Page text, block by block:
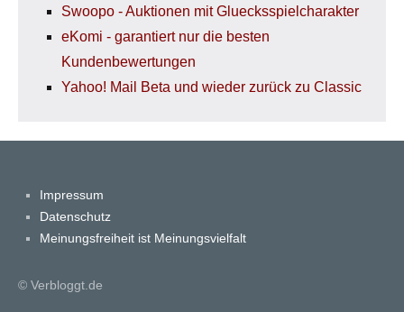
Swoopo - Auktionen mit Gluecksspielcharakter
eKomi - garantiert nur die besten
Kundenbewertungen
Yahoo! Mail Beta und wieder zurück zu Classic
Impressum
Datenschutz
Meinungsfreiheit ist Meinungsvielfalt
© Verbloggt.de